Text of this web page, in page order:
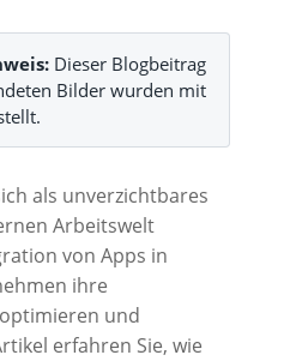
Dieser Blogbeitrag
Bilder wurden mit
als unverzichtbares
Arbeitswelt
von Apps in
ihre
und
erfahren Sie, wie